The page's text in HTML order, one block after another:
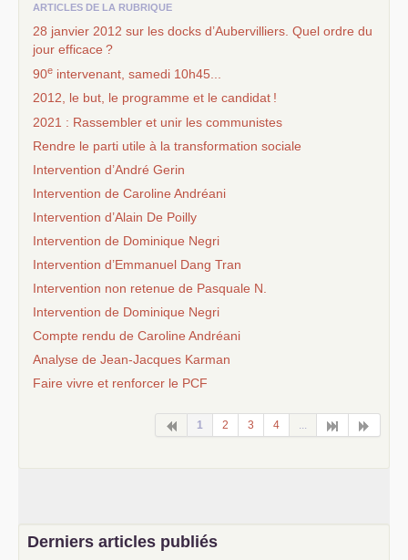
ARTICLES DE LA RUBRIQUE
28 janvier 2012 sur les docks d’Aubervilliers. Quel ordre du
jour efficace ?
90e intervenant, samedi 10h45...
2012, le but, le programme et le candidat !
2021 : Rassembler et unir les communistes
Rendre le parti utile à la transformation sociale
Intervention d’André Gerin
Intervention de Caroline Andréani
Intervention d’Alain De Poilly
Intervention de Dominique Negri
Intervention d’Emmanuel Dang Tran
Intervention non retenue de Pasquale N.
Intervention de Dominique Negri
Compte rendu de Caroline Andréani
Analyse de Jean-Jacques Karman
Faire vivre et renforcer le PCF
1 2 3 4
Derniers articles publiés